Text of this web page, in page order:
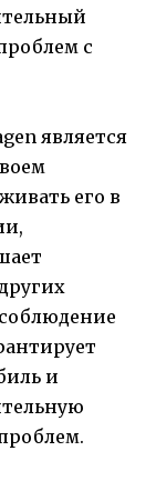
с
является
его в
и